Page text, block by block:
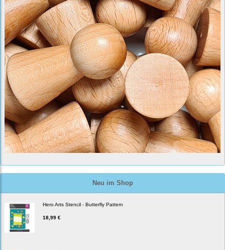
Neu im Shop
Hero Arts Stencil - Butterfly Pattern
18,99 €